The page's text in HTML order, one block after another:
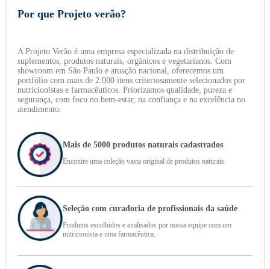
Por que Projeto verão?
A Projeto Verão é uma empresa especializada na distribuição de
suplementos, produtos naturais, orgânicos e vegetarianos. Com
showroom em São Paulo e atuação nacional, oferecemos um
portfólio com mais de 2.000 itens criteriosamente selecionados por
nutricionistas e farmacêuticos. Priorizamos qualidade, pureza e
segurança, com foco no bem-estar, na confiança e na excelência no
atendimento.
Mais de 5000 produtos naturais cadastrados
Encontre uma coleção vasta original de produtos naturais.
Seleção com curadoria de profissionais da saúde
Produtos escolhidos e analisados por nossa equipe com um
nutricionista e uma farmacêutica.